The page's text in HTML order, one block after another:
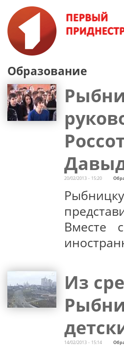
Образование
20/02/2013 - 15:20
Вместе
Из
14/02/2013 - 15:14